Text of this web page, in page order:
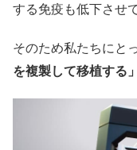
する免疫も低下させ
そのため私たちにと
を複製して移植する」